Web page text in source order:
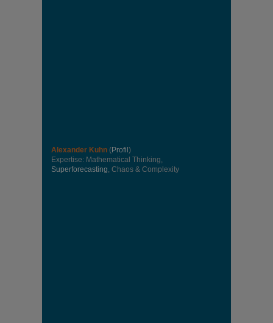
Alexander Kuhn (Profil )
Expertise: Mathematical Thinking,
Superforecasting, Chaos & Complexity